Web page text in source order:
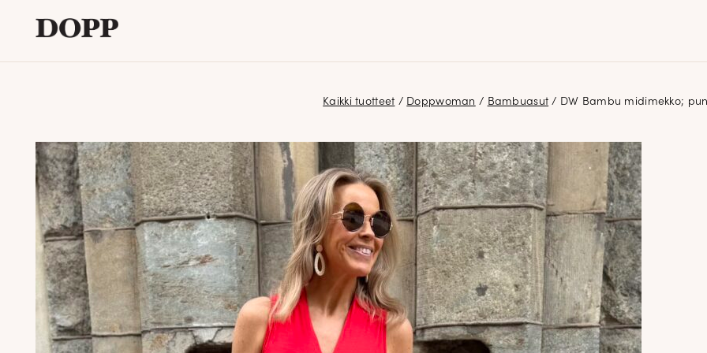
Tyyliblogi
Brändi
Avaa
alavalikko
Yhteystiedot
Kaikki tuotteet / Doppwoman / Bambuasut / DW Bambu midimekko;